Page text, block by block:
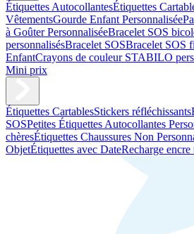
Étiquettes AutocollantesÉtiquettes
VêtementsGourde Enfant Personnalisée
à Goûter PersonnaliséeBracelet SOS
personnalisésBracelet SOSBracelet SOS
EnfantCrayons de couleur STABILO
Mini prix
Étiquettes CartablesStickers réfléchissants
SOSPetites Étiquettes Autocollantes
chèresÉtiquettes Chaussures Non
ObjetÉtiquettes avec DateRecharge